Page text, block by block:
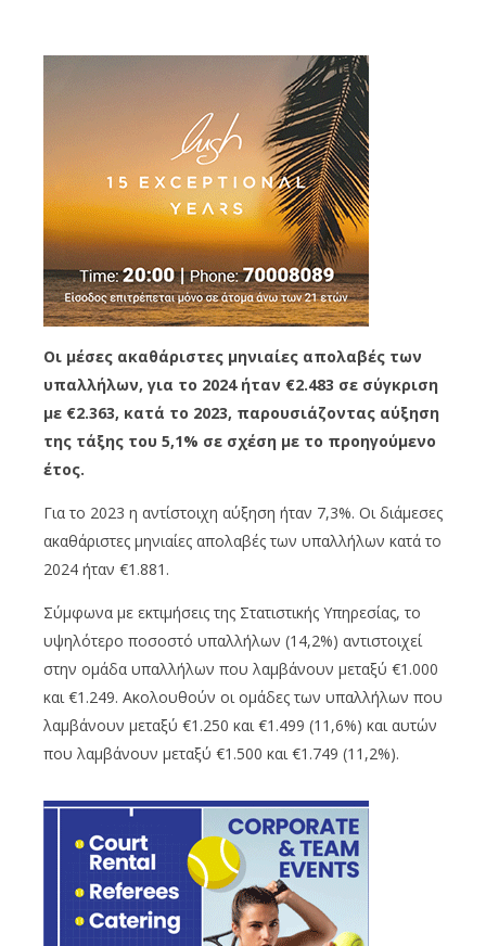
Οι μέσες ακαθάριστες μηνιαίες απολαβές των
υπαλλήλων, για το 2024 ήταν €2.483 σε σύγκριση
με €2.363, κατά το 2023, παρουσιάζοντας αύξηση
της τάξης του 5,1% σε σχέση με το προηγούμενο
έτος.
Για το 2023 η αντίστοιχη αύξηση ήταν 7,3%. Οι διάμεσες
ακαθάριστες μηνιαίες απολαβές των υπαλλήλων κατά το
2024 ήταν €1.881.
Σύμφωνα με εκτιμήσεις της Στατιστικής Υπηρεσίας, το
υψηλότερο ποσοστό υπαλλήλων (14,2%) αντιστοιχεί
στην ομάδα υπαλλήλων που λαμβάνουν μεταξύ €1.000
και €1.249. Ακολουθούν οι ομάδες των υπαλλήλων που
λαμβάνουν μεταξύ €1.250 και €1.499 (11,6%) και αυτών
που λαμβάνουν μεταξύ €1.500 και €1.749 (11,2%).